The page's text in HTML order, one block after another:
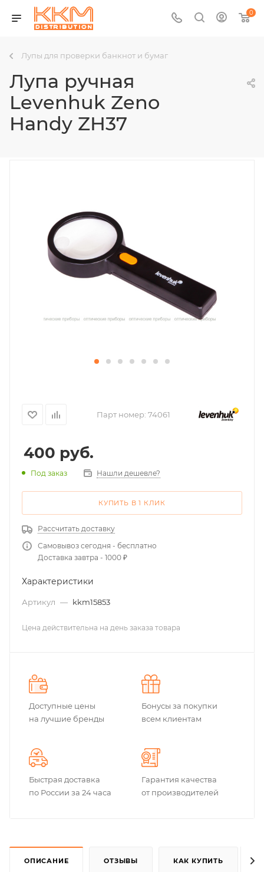
0
Лупы для проверки банкнот и бумаг
Лупа ручная
Levenhuk Zeno
Handy ZH37
Парт номер: 74061
400 руб.
Под заказ Нашли дешевле?
КУПИТЬ В 1 КЛИК
Рассчитать доставку
Самовывоз сегодня - бесплатно
Доставка завтра - 1000 ₽
Характеристики
Артикул — kkm15853
Цена действительна на день заказа товара
Доступные цены
на лучшие бренды
Бонусы за покупки
всем клиентам
Быстрая доставка
по России за 24 часа
Гарантия качества
от производителей
ОПИСАНИЕ ОТЗЫВЫ КАК КУПИТЬ